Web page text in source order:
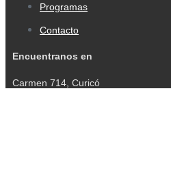
Programas
Contacto
Encuentranos en
Carmen 714, Curicó